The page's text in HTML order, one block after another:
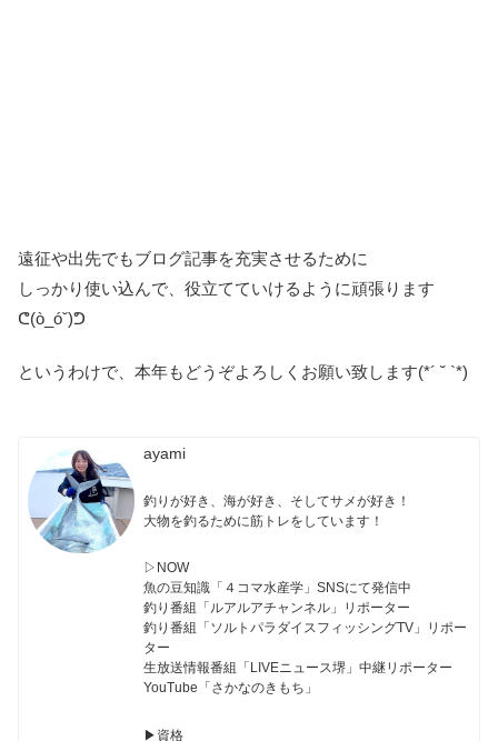
遠征や出先でもブログ記事を充実させるために
しっかり使い込んで、役立てていけるように頑張ります
ᕦ(ò_óˇ)ᕤ
というわけで、本年もどうぞよろしくお願い致します(*´ ˘ `*)
ayami
釣りが好き、海が好き、そしてサメが好き！
大物を釣るために筋トレをしています！
▷NOW
魚の豆知識「４コマ水産学」SNSにて発信中
釣り番組「ルアルアチャンネル」リポーター
釣り番組「ソルトパラダイスフィッシングTV」リポー
ター
生放送情報番組「LIVEニュース堺」中継リポーター
YouTube「さかなのきもち」
▶︎資格